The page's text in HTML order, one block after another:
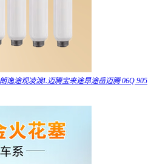
逸途观凌渡L迈腾宝来途昂途岳迈腾 06Q 905